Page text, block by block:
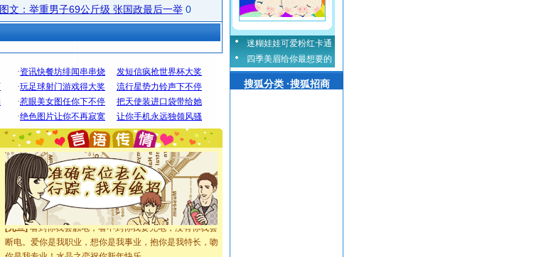
图文：举重男子69公斤级 张国政最后一举 0
[圣诞节]圣诞节到了，想想没什么送给你的，又不打算给
你太多，只有给你五千万：千万快乐！千万要健康！千万
要平安！千万要知足！千万不要忘记我！
[圣诞节]不只这样的日子才会想起你,而是这样的日子才
能正大光明地骚扰你,告诉你,圣诞要快乐!新年要快乐!天天
都要快乐噢!
[圣诞节] 奉上一颗祝福的心,在这个特别的日子里,愿幸福,
如意,快乐,鲜花,一切美好的祝愿与你同在.圣诞快乐!
[元旦]看到你我会触电；看不到你我要充电；没有你我会
断电。爱你是我职业，想你是我事业，抱你是我特长，吻
你是我专业！水晶之恋祝你新年快乐
迷糊娃娃可爱粉红卡通
四季美眉给你最想要的
搜狐分类 ·搜狐招商